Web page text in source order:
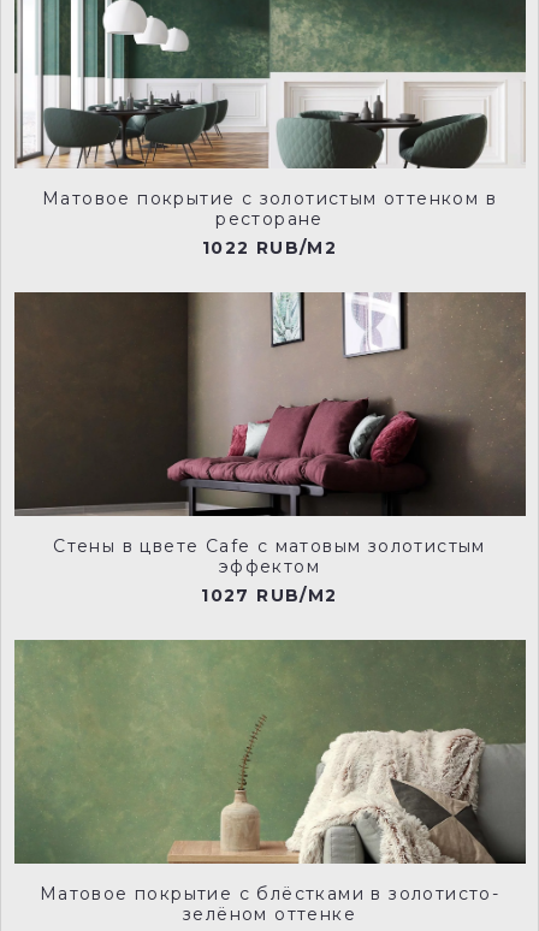
Матовое покрытие c золотистым оттенком в
ресторане
1022 RUB/M2
Стены в цвете Cafe с матовым золотистым
эффектом
1027 RUB/M2
Матовое покрытие с блёстками в золотисто-
зелёном оттенке